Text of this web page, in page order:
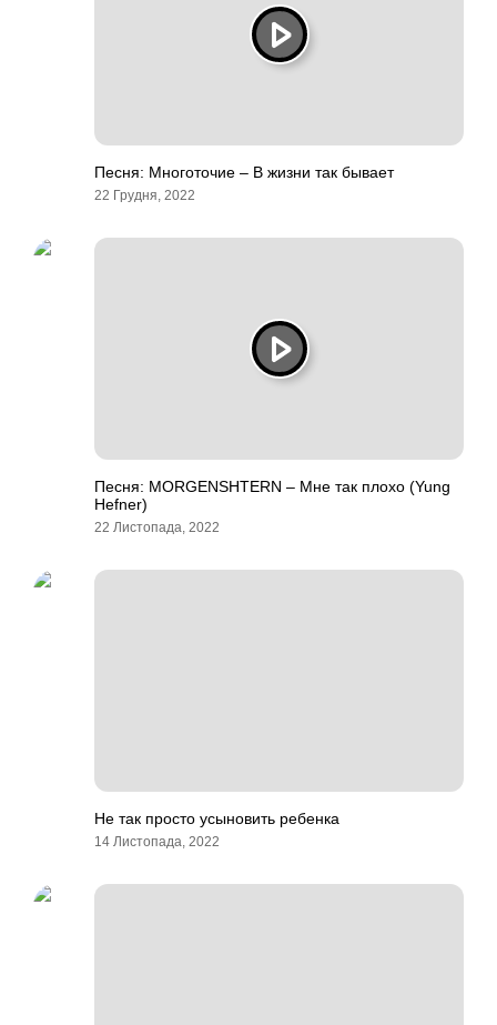
Песня: Многоточие – В жизни так бывает
22 Грудня, 2022
Песня: MORGENSHTERN – Мне так плохо (Yung
Hefner)
22 Листопада, 2022
Не так просто усыновить ребенка
14 Листопада, 2022